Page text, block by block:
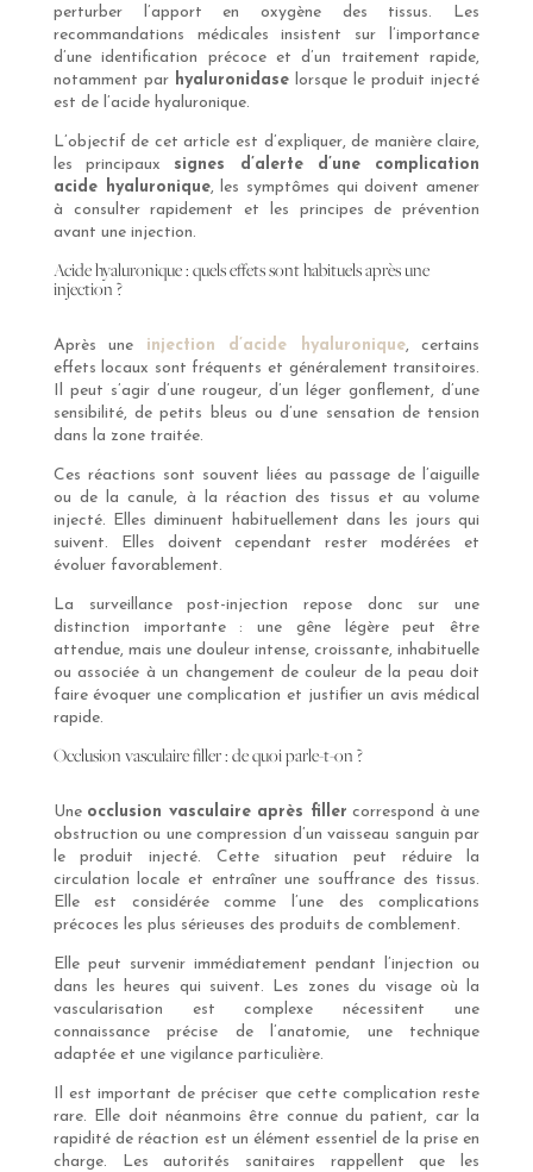
perturber l’apport en oxygène des tissus. Les
recommandations médicales insistent sur l’importance
d’une identification précoce et d’un traitement rapide,
notamment par hyaluronidaselorsque le produit injecté
est de l’acide hyaluronique.
L’objectif de cet article est d’expliquer, de manière claire,
les principaux signes d’alerte d’une complication
acide hyaluronique, les symptômes qui doivent amener
à consulter rapidement et les principes de prévention
avant une injection.
Acide hyaluronique : quels effets sont habituels après une
injection ?
Après une injection d’acide hyaluronique, certains
effets locaux sont fréquents et généralement transitoires.
Il peut s’agir d’une rougeur, d’un léger gonflement, d’une
sensibilité, de petits bleus ou d’une sensation de tension
dans la zone traitée.
Ces réactions sont souvent liées au passage de l’aiguille
ou de la canule, à la réaction des tissus et au volume
injecté. Elles diminuent habituellement dans les jours qui
suivent. Elles doivent cependant rester modérées et
évoluer favorablement.
La surveillance post-injection repose donc sur une
distinction importante : une gêne légère peut être
attendue, mais une douleur intense, croissante, inhabituelle
ou associée à un changement de couleur de la peau doit
faire évoquer une complication et justifier un avis médical
rapide.
Occlusion vasculaire filler : de quoi parle-t-on ?
Une occlusion vasculaire après filler correspond à une
obstruction ou une compression d’un vaisseau sanguin par
le produit injecté. Cette situation peut réduire la
circulation locale et entraîner une souffrance des tissus.
Elle est considérée comme l’une des complications
précoces les plus sérieuses des produits de comblement.
Elle peut survenir immédiatement pendant l’injection ou
dans les heures qui suivent. Les zones du visage où la
vascularisation est complexe nécessitent une
connaissance précise de l’anatomie, une technique
adaptée et une vigilance particulière.
Il est important de préciser que cette complication reste
rare. Elle doit néanmoins être connue du patient, car la
rapidité de réaction est un élément essentiel de la prise en
charge. Les autorités sanitaires rappellent que les